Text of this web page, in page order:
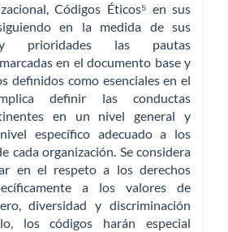
Códigos Éticos⁵ en sus
en la medida de sus
y prioridades las pautas
en el documento base y
definidos como esenciales en el
definir las conductas
en un nivel general y
específico adecuado a los
cada organización. Se considera
en el respeto a los derechos
a los valores de
diversidad y discriminación
los códigos harán especial